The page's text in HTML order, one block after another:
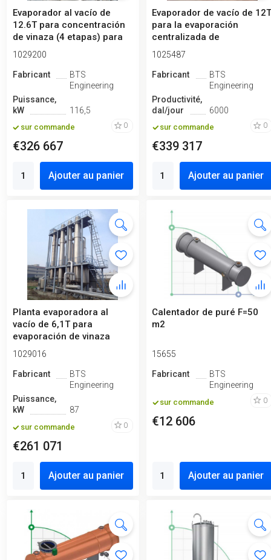
Evaporador al vacío de
12.6T para concentración
de vinaza (4 etapas) para
una...
1029200
Fabricant
BTS
Engineering
Puissance,
kW
116,5
sur commande 0
€326 667
Ajouter au panier
Evaporador de vacío de
para la evaporación
centralizada de
sedimentos de ...
1025487
Fabricant
BTS
Engineering
Productivité,
dal/jour
6000
sur commande 0
€339 317
Ajouter au panier
Planta evaporadora al
vacío de 6,1T para
evaporación de vinaza
post-alcohol (...
1029016
Fabricant
BTS
Engineering
Puissance,
kW
87
sur commande 0
€261 071
Ajouter au panier
Calentador de puré F=50
m2
15655
Fabricant
BTS
Engineering
sur commande 0
€12 606
Ajouter au panier